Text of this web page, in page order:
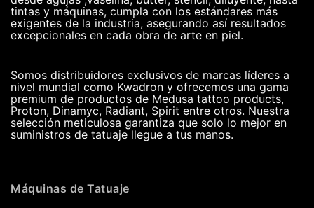
tintas y máquinas, cumpla con los estándares más
exigentes de la industria, asegurando así resultados
excepcionales en cada obra de arte en piel.
Somos distribuidores exclusivos de marcas líderes a
nivel mundial como Kwadron y ofrecemos una gama
premium de productos de Medusa tattoo products,
Proton, Dinamyc, Radiant, Spirit entre otros. Nuestra
selección meticulosa garantiza que solo lo mejor en
suministros de tatuaje llegue a tus manos.
Máquinas de Tatuaje